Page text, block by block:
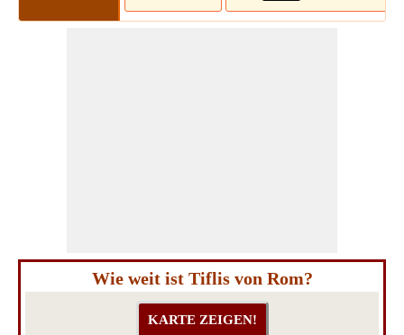
Wie weit ist Tiflis von Rom?